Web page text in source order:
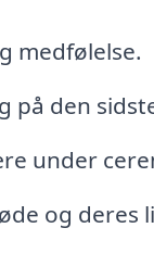
medfølelse.
den
under
og deres